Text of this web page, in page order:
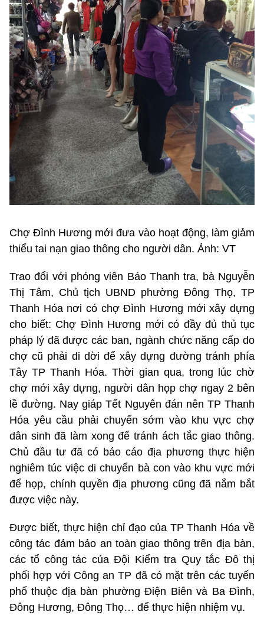
Chợ Đình Hương mới đưa vào hoạt động, làm giảm
thiểu tai nạn giao thông cho người dân. Ảnh: VT
Trao đổi với phóng viên Báo Thanh tra, bà Nguyễn
Thị Tâm, Chủ tịch UBND phường Đông Thọ, TP
Thanh Hóa nơi có chợ Đình Hương mới xây dựng
cho biết: Chợ Đình Hương mới có đầy đủ thủ tục
pháp lý đã được các ban, ngành chức năng cấp do
chợ cũ phải di dời để xây dựng đường tránh phía
Tây TP Thanh Hóa. Thời gian qua, trong lúc chờ
chợ mới xây dựng, người dân họp chợ ngay 2 bên
lề đường. Nay giáp Tết Nguyên đán nên TP Thanh
Hóa yêu cầu phải chuyển sớm vào khu vực chợ
dân sinh đã làm xong để tránh ách tắc giao thông.
Chủ đầu tư đã có báo cáo địa phương thực hiện
nghiêm túc việc di chuyển bà con vào khu vực mới
để họp, chính quyền địa phương cũng đã nắm bắt
được việc này.
Được biết, thực hiện chỉ đạo của TP Thanh Hóa về
công tác đảm bảo an toàn giao thông trên địa bàn,
các tổ công tác của Đội Kiểm tra Quy tắc Đô thị
phối hợp với Công an TP đã có mặt trên các tuyến
phố thuộc địa bàn phường Điện Biên và Ba Đình,
Đông Hương, Đông Thọ… để thực hiện nhiệm vụ.